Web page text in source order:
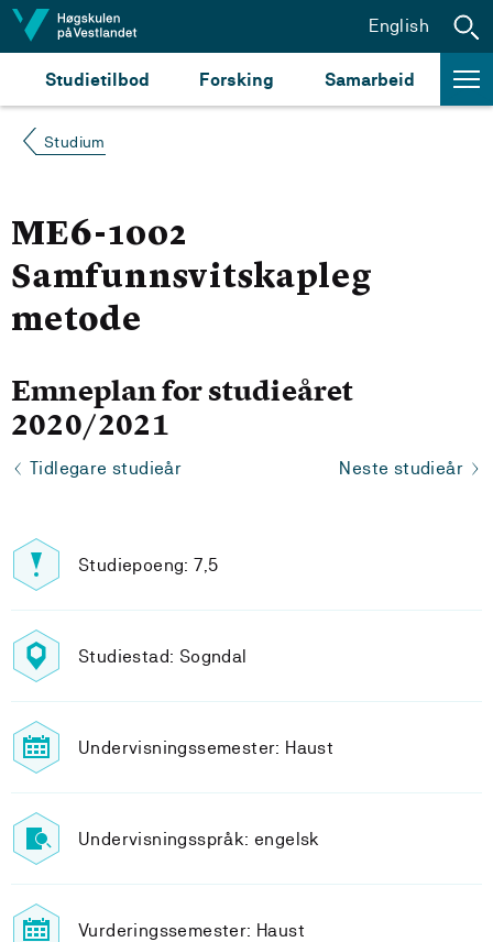
Hopp til innhald
Studietilbod Forsking Samarbeid
English
Studium
ME6-1002
Samfunnsvitskapleg
metode
Emneplan for studieåret
2020/2021
Tidlegare studieår Neste studieår
Studiepoeng: 7,5
Studiestad: Sogndal
Undervisningssemester: Haust
Undervisningsspråk: engelsk
Vurderingssemester: Haust